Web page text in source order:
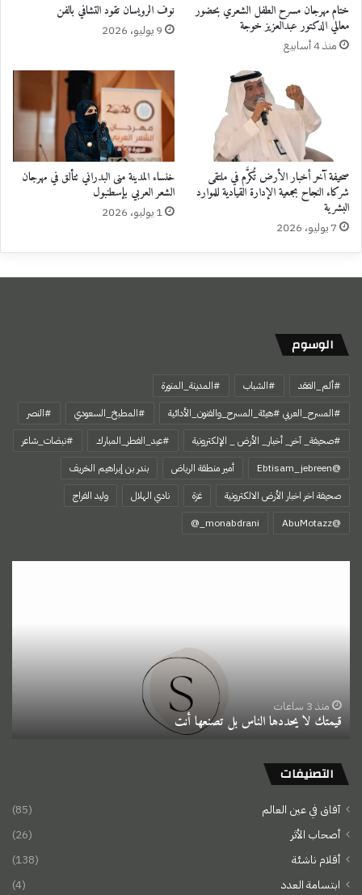
ختام مهرجان مسرح الطفل الشعري بحضور
معالي الدكتور عبدالعزيز خوجة
منذ 4 أسابيع
نوف الرويسان تقود التشافي بالفن
9 يوليو، 2026
صحيفة آخر أخبار الأرض تُكرَّم في ملتقى
شركاء النجاح بجمعية الإدارة القيادية للموارد
البشرية
7 يوليو، 2026
خنساء المدينة منى البدراني تتألق في مهرجان
الشعر العربي بإسطنبول
1 يوليو، 2026
الوسوم
#ألم_الفقد #الشباب
#المدينة_المنورة
#المسرح_العربي #هيئة_المسرح_والفنون_الأدائية
#المطبخ_السعودي
#النصر
#صحيفة_ آخر_ أخبار_ الأرض _ الإلكترونية
#عيد_الفطر_المبارك
#نبضات_شاعر
@Ebtisam_jebreen
أمير منطقة الرياض
بندر بن إبراهيم الخريف
صحيفة اخر اخبار الأرض الالكترونية
غزة نادي الهلال
وليد الفراج
‏@AbuMotazz
منذ 3 ساعات
قيمتك لا يحددها الناس بل تصنعها أنت
التصنيفات
آفاق في عين العالم
(85)
أصحاب الأثر
(26)
أقلام ناشئة
(138)
ابتسامة العدد
(4)